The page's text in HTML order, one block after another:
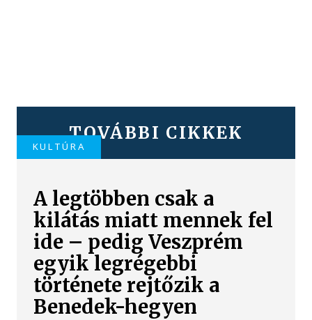
TOVÁBBI CIKKEK
KULTÚRA
A legtöbben csak a
kilátás miatt mennek fel
ide – pedig Veszprém
egyik legrégebbi
története rejtőzik a
Benedek-hegyen